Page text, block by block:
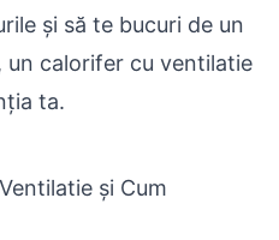
și să te bucuri de un
calorifer cu ventilatie
ta.
și Cum